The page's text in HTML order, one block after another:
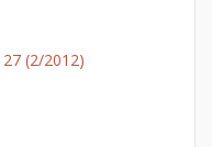
(2/2012)